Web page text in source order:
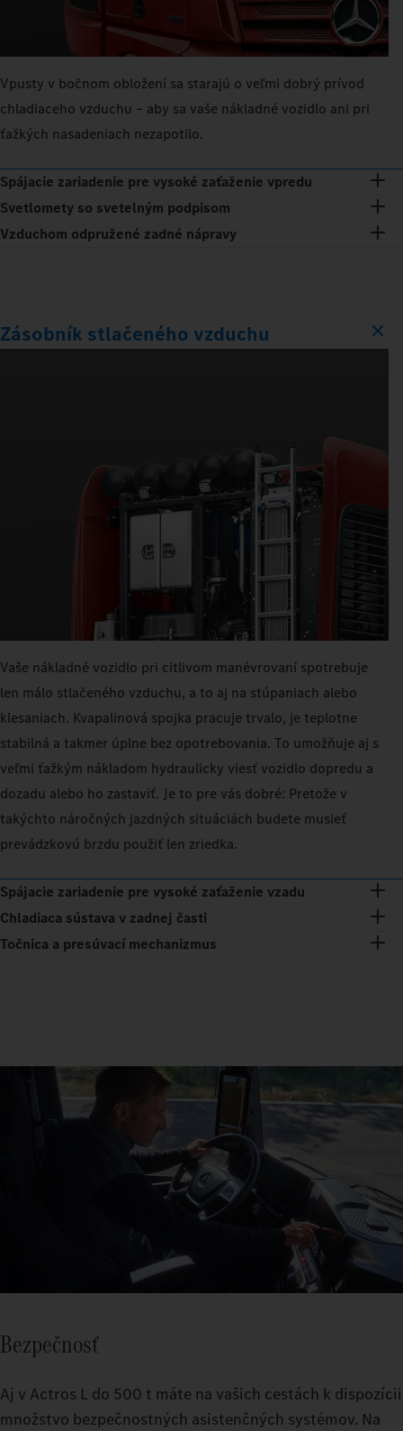
Vpusty v bočnom obložení sa starajú o veľmi dobrý prívod
chladiaceho vzduchu – aby sa vaše nákladné vozidlo ani pri
ťažkých nasadeniach nezapotilo.
Spájacie zariadenie pre vysoké zaťaženie vpredu
Svetlomety so svetelným podpisom
Vzduchom odpružené zadné nápravy
Zásobník stlačeného vzduchu
Vaše nákladné vozidlo pri citlivom manévrovaní spotrebuje
len málo stlačeného vzduchu, a to aj na stúpaniach alebo
klesaniach. Kvapalinová spojka pracuje trvalo, je teplotne
stabilná a takmer úplne bez opotrebovania. To umožňuje aj s
veľmi ťažkým nákladom hydraulicky viesť vozidlo dopredu a
dozadu alebo ho zastaviť. Je to pre vás dobré: Pretože v
takýchto náročných jazdných situáciách budete musieť
prevádzkovú brzdu použiť len zriedka.
Spájacie zariadenie pre vysoké zaťaženie vzadu
Chladiaca sústava v zadnej časti
Točnica a presúvací mechanizmus
Bezpečnosť
Aj v Actros L do 500 t máte na vašich cestách k dispozícii
množstvo bezpečnostných asistenčných systémov. Na